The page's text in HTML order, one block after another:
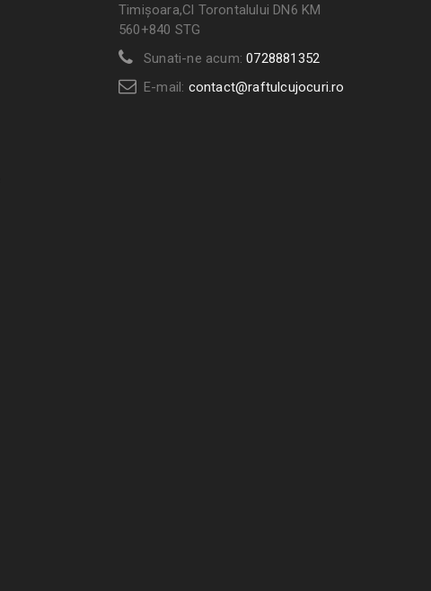
Timișoara,Cl Torontalului DN6 KM
560+840 STG
Sunati-ne acum:0728881352
E-mail: contact@raftulcujocuri.ro